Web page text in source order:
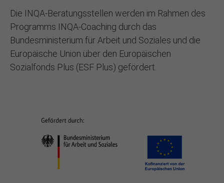
Die INQA-Beratungsstellen werden im Rahmen des
Programms INQA-Coaching durch das
Bundesministerium für Arbeit und Soziales und die
Europäische Union über den Europäischen
Sozialfonds Plus (ESF Plus) gefördert.